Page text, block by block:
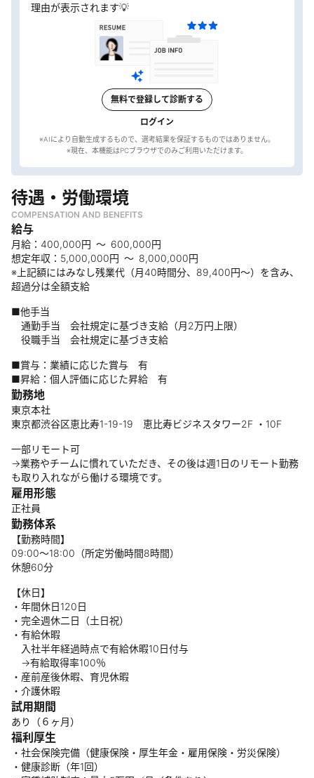
理由が表示されます💡
無料で登録して診断する
ログイン
※AIにより自動生成するもので、選考結果を保証するものではありません。
待遇・労働環境
COMPENSATION AND BENEFITS
給与
月給：400,000円 ～ 600,000円
想定年収：5,000,000円 ～ 8,000,000円
※上記額にはみなし残業代（月40時間分、89,400円～）を含み、
超過分は全額支給
■他手当
通勤手当 会社規定に基づき支給（月2万円上限）
役職手当 会社規定に基づき支給
■賞与：業績に応じた賞与 有
■昇給：個人評価に応じた昇給 有
勤務地
東京本社
東京都渋谷区恵比寿1-19-19 恵比寿ビジネスタワー2F ・10F
一部リモート可
→業務やチームに慣れていただき、その後は週1日のリモート勤務
も取り入れながら働ける環境です。
雇用形態
正社員
勤務体系
【勤務時間】
09:00～18:00（所定労働時間8時間）
休憩60分
【休日】
・年間休日120日
・完全週休二日（土日祝）
・有給休暇
入社半年経過時点で有給休暇10日付与
→有給取得率100％
・産前産後休暇、育児休暇
・介護休暇
試用期間
あり（６ヶ月）
福利厚生
・社会保険完備（健康保険・厚生年金・雇用保険・労災保険）
・健康診断（年1回）